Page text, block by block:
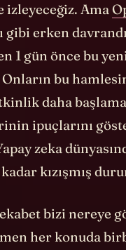
Ama
gibi erken
1 gün önce bu
bu
daha
ipuçlarını
zeka
kızışmış
bizi nereye
her konuda